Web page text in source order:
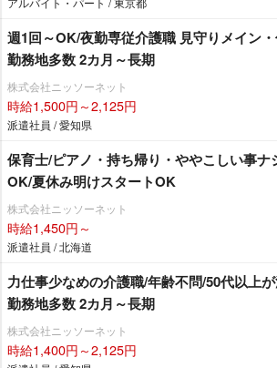
週1回～OK/夜勤専従介護職 見守りメイン
勤務地多数 2カ月～長期
株式会社ニッソーネット
時給1,500円～2,125円
派遣社員 / 愛知県
保育士/ピアノ・持ち帰り・ややこしい事ナ
OK/夏休み明けスタートOK
株式会社ニッソーネット
時給1,450円～
派遣社員 / 北海道
力仕事少なめの介護職/年齢不問/50代以上
勤務地多数 2カ月～長期
株式会社ニッソーネット
時給1,400円～2,125円